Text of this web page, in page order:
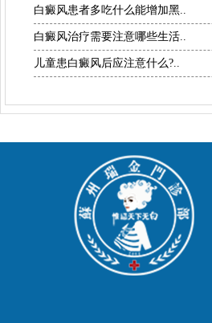
白癜风患者多吃什么能增加黑..
白癜风治疗需要注意哪些生活..
儿童患白癜风后应注意什么?..